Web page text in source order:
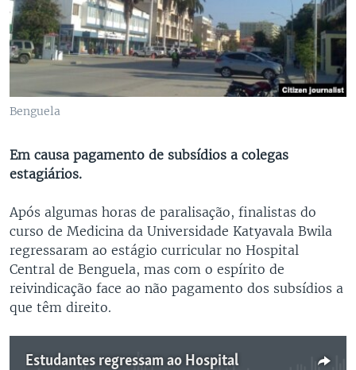
Benguela
Em causa pagamento de subsídios a colegas
estagiários.
Após algumas horas de paralisação, finalistas do
curso de Medicina da Universidade Katyavala Bwila
regressaram ao estágio curricular no Hospital
Central de Benguela, mas com o espírito de
reivindicação face ao não pagamento dos subsídios a
que têm direito.
Estudantes regressam ao Hospital